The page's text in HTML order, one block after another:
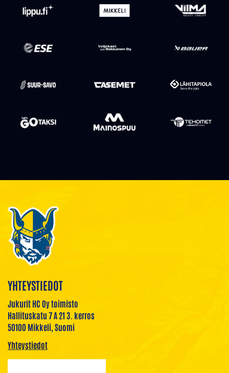
YHTEYSTIEDOT
Jukurit HC Oy toimisto
Hallituskatu 7 A 21 3. kerros
50100 Mikkeli, Suomi
Yhteystiedot